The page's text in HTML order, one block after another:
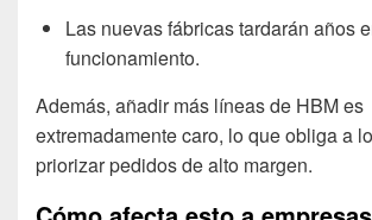
Las nuevas fábricas tardarán años
funcionamiento.
Además, añadir más líneas de HBM es
extremadamente caro, lo que obliga a
priorizar pedidos de alto margen.